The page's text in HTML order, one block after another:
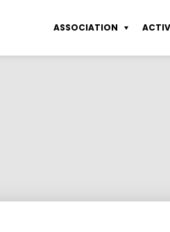
ASSOCIATION